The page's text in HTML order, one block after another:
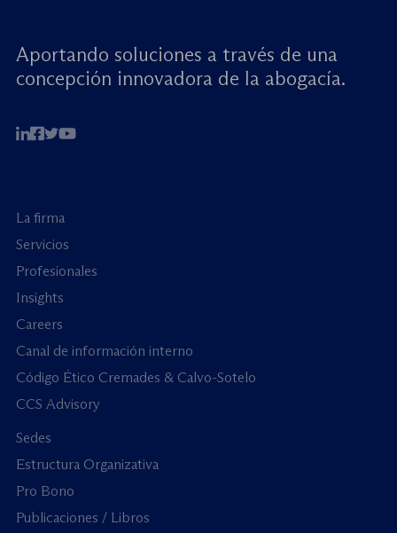
Aportando soluciones a través de una
concepción innovadora de la abogacía.
La firma
Servicios
Profesionales
Insights
Careers
Canal de información interno
Código Ético Cremades & Calvo-Sotelo
CCS Advisory
Sedes
Estructura Organizativa
Pro Bono
Publicaciones / Libros